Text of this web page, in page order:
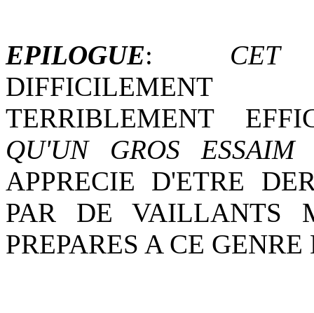
EPILOGUE: CET
DIFFICILEMENT
TERRIBLEMENT
QU'UN GROS ESSAIM
APPRECIE D'ETRE
PAR DE VAILLANTS
PREPARES A CE